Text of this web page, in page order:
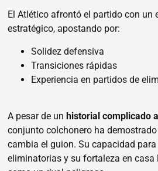
El Atlético afrontó el partido con un
estratégico, apostando por:
Solidez defensiva
Transiciones rápidas
Experiencia en partidos de
A pesar de un historial complicado
conjunto colchonero ha
cambia el guion. Su capacidad
eliminatorias y su fortaleza en casa